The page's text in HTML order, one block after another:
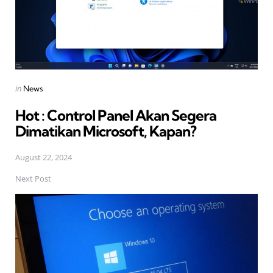
Posted
in News
Hot : Control Panel Akan Segera
Dimatikan Microsoft, Kapan?
August 22, 2024
Next Post